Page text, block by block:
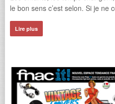
le bon sens c’est selon. Si je
Lire plus